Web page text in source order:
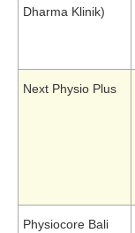
Dharma Klinik)
Next Physio Plus
Physiocore Bali